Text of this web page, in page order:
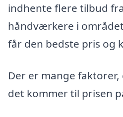
indhente flere tilbud
håndværkere i
får den bedste pris og
Der er mange
det kommer til prisen